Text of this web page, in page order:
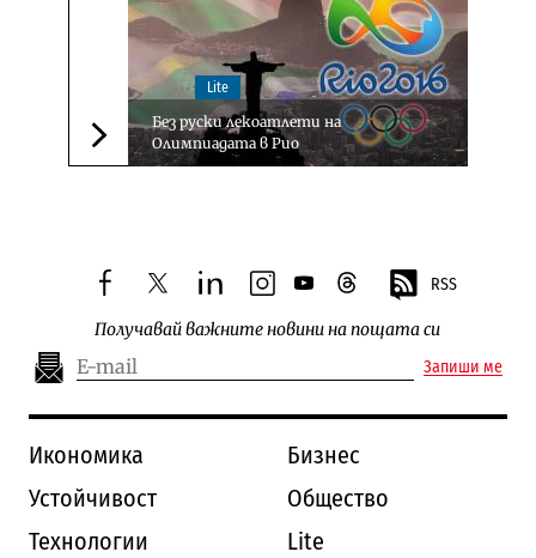
Следваща новина
Lite
Без руски лекоатлети на
Олимпиадата в Рио
facebooktwitterlinkedininstagram
youtubethreads RSS
Получавай важните новини на пощата си
Запиши ме
Икономика
Бизнес
Устойчивост
Общество
Технологии
Lite